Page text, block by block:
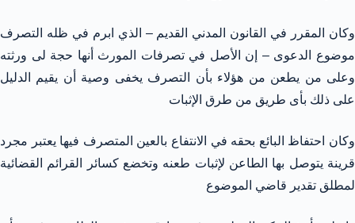
وكان المقرر في القانون المدني القديم – الذي ابرم في ظله التصرف
موضوع الدعوى – إن الأصل في تصرفات المورث أنها حجة لى ورثته
وعلى من يطعن من هؤلاء بأن التصرف يخفى وصية أن يقيم الدليل
على ذلك بأى طريق من طرق الإثبات
وكان احتفاظ البائع بحقه في الانتفاع بالعين المتصرف فيها يعتبر مجرد
قرينة يتوصل بها الطاعن لإثبات طعنه وتخضع كسائر القرائم القضائية
لمطلق تقدير قاضي الموضوع